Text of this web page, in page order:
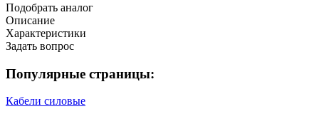
Подобрать аналог
Описание
Характеристики
Задать вопрос
Популярные страницы:
Кабели силовые